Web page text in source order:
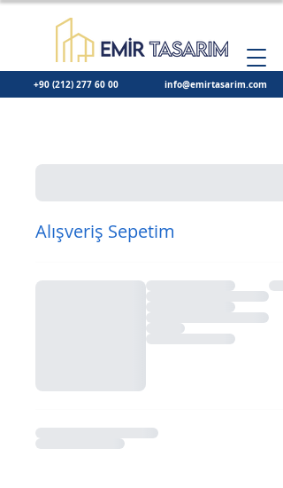
+90 (212) 277 60 00 info@emirtasarim.com
Alışveriş Sepetim